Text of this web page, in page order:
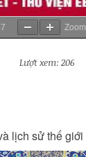
Zoom
Lượt xem: 206
Thuật Quản Trị